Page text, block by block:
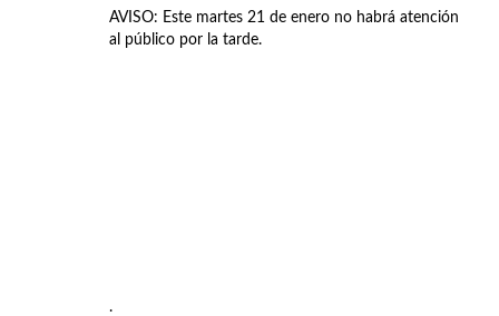
AVISO: Este martes 21 de enero no habrá atención
al público por la tarde.
.